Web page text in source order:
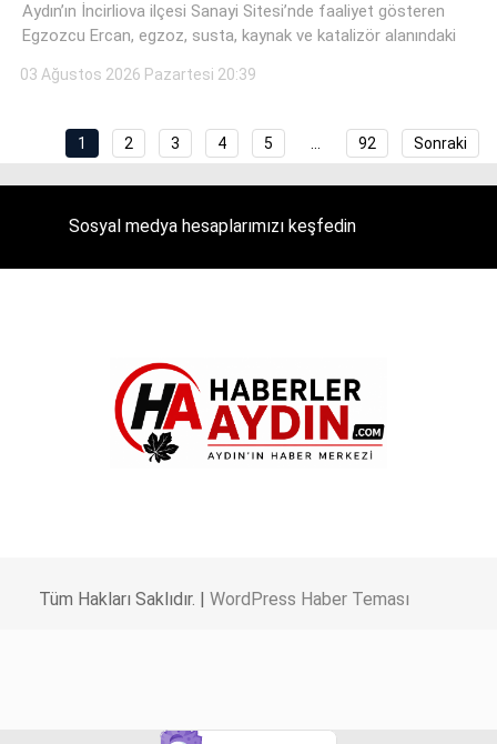
Aydın’ın İncirliova ilçesi Sanayi Sitesi’nde faaliyet gösteren
Egzozcu Ercan, egzoz, susta, kaynak ve katalizör alanındaki
03 Ağustos 2026 Pazartesi 20:39
1 2 3 4 5 92 Sonraki
Sosyal medya hesaplarımızı keşfedin
Tüm Hakları Saklıdır. | WordPress Haber Teması